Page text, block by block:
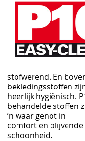
stofwerend. En
bekledingsstoffen
heerlijk hygiënisch.
behandelde stoffen
’n waar genot in
comfort en blijvende
schoonheid.